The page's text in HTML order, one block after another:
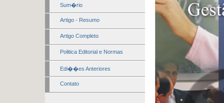
Sum�rio
Artigo - Resumo
Artigo Completo
Politica Editorial e Normas
Edi��es Anteriores
Contato